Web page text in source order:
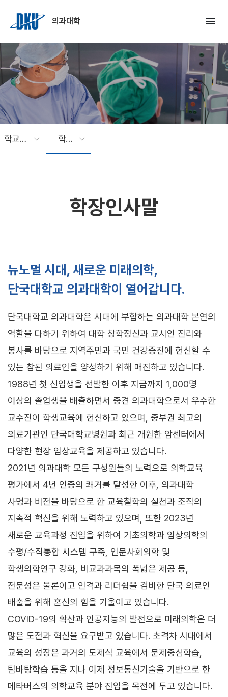
의과대학
menu
학교소개 학장인사말
학장인사말
뉴노멀 시대, 새로운 미래의학,
단국대학교 의과대학이 열어갑니다.
단국대학교 의과대학은 시대에 부합하는 의과대학 본연의
역할을 다하기 위하여 대학 창학정신과 교시인 진리와
봉사를 바탕으로 지역주민과 국민 건강증진에 헌신할 수
있는 참된 의료인을 양성하기 위해 매진하고 있습니다.
1988년 첫 신입생을 선발한 이후 지금까지 1,000명
이상의 졸업생을 배출하면서 중견 의과대학으로서 우수한
교수진이 학생교육에 헌신하고 있으며, 중부권 최고의
의료기관인 단국대학교병원과 최근 개원한 암센터에서
다양한 현장 임상교육을 제공하고 있습니다.
2021년 의과대학 모든 구성원들의 노력으로 의학교육
평가에서 4년 인증의 쾌거를 달성한 이후, 의과대학
사명과 비전을 바탕으로 한 교육철학의 실천과 조직의
지속적 혁신을 위해 노력하고 있으며, 또한 2023년
새로운 교육과정 진입을 위하여 기초의학과 임상의학의
수평/수직통합 시스템 구축, 인문사회의학 및
학생의학연구 강화, 비교과과목의 폭넓은 제공 등,
전문성은 물론이고 인격과 리더쉽을 겸비한 단국 의료인
배출을 위해 혼신의 힘을 기울이고 있습니다.
COVID-19의 확산과 인공지능의 발전으로 미래의학은 더
많은 도전과 혁신을 요구받고 있습니다. 초격차 시대에서
교육의 성장은 과거의 도제식 교육에서 문제중심학습,
팀바탕학습 등을 지나 이제 정보통신기술을 기반으로 한
메타버스의 의학교육 분야 진입을 목전에 두고 있습니다.